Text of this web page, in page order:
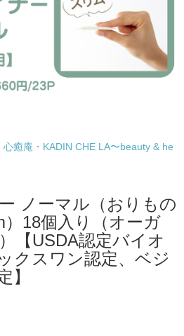
癒庵・KADIN CHE LA〜beauty & he
ノーマル（おりもの
）18個入り（オーガ
【USDA認定バイオ
クスワン認定、ベジ
】